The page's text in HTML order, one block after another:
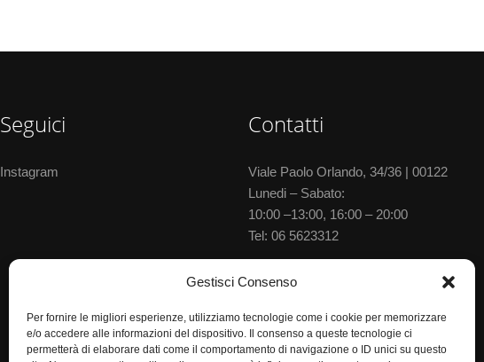
Gestisci Consenso
Per fornire le migliori esperienze, utilizziamo tecnologie come i cookie per memorizzare
e/o accedere alle informazioni del dispositivo. Il consenso a queste tecnologie ci
permetterà di elaborare dati come il comportamento di navigazione o ID unici su questo
Seguici
Instagram
Contatti
Viale Paolo Orlando, 34/36 | 00122
Lunedi – Sabato:
10:00 –13:00, 16:00 – 20:00
Tel:06 5623312
Via delle Baleniere, 52 | 00122
10:00 –13:30, 15:30–20:00
Tel:06 5673702